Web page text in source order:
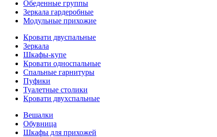
Обеденные группы
Зеркала гардеробные
Модульные прихожие
Кровати двуспальные
Зеркала
Шкафы-купе
Кровати односпальные
Спальные гарнитуры
Пуфики
Туалетные столики
Кровати двухспальные
Вешалки
Обувница
Шкафы для прихожей